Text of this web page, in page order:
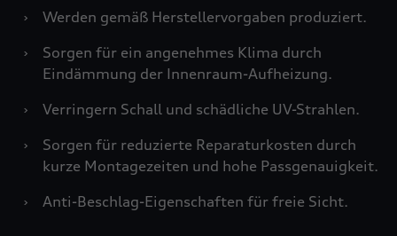
›
Werden gemäß Herstellervorgaben produziert.
›
Sorgen für ein angenehmes Klima durch
Eindämmung der Innenraum-Aufheizung.
›
Verringern Schall und schädliche UV-Strahlen.
›
Sorgen für reduzierte Reparaturkosten durch
kurze Montagezeiten und hohe Passgenauigkeit.
›
Anti-Beschlag-Eigenschaften für freie Sicht.